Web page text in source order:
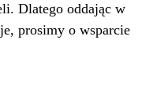
Dlatego oddając w
prosimy o wsparcie